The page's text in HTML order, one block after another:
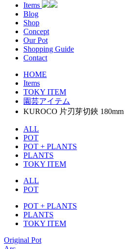
Items
Blog
Shop
Concept
Our Pot
Shopping Guide
Contact
HOME
Items
TOKY ITEM
園芸アイテム
KUROCO 片刃芽切鋏 180mm
ALL
POT
POT + PLANTS
PLANTS
TOKY ITEM
ALL
POT
POT + PLANTS
PLANTS
TOKY ITEM
Original Pot